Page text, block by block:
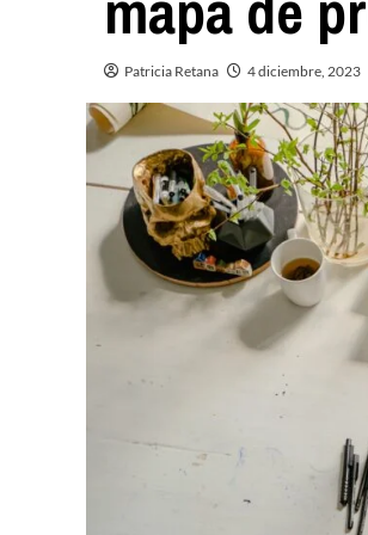
Patricia Retana 4 diciembre, 2023